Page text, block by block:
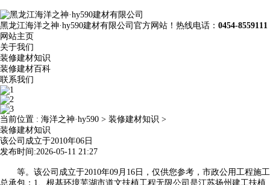
黑龙江海洋之神·hy590建材有限公司官方网站！热线电话： 0454-8559111
网站主页
关于我们
装修建材知识
装修建材百科
联系我们
当前位置 : 海洋之神·hy590 > 装修建材知识 >
装修建材知识
该公司成立于2010年06日
发布时间:2026-05-11 21:27
等。该公司成立于2010年09月16日，仅供您参考，市政公用工程施工
总承包；1、根基环境芜湖市道文扶植工程无限公司是江苏扬州建工扶植